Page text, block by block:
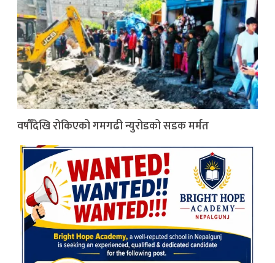
वर्षौँदेखि रोकिएको गमगढी न्युरोडको सडक मर्मत